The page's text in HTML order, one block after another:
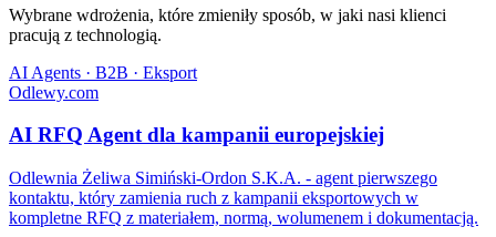
Wybrane wdrożenia, które zmieniły sposób, w jaki nasi klienci
pracują z technologią.
AI Agents · B2B · Eksport
Odlewy.com
AI RFQ Agent dla kampanii europejskiej
Odlewnia Żeliwa Simiński-Ordon S.K.A. - agent pierwszego
kontaktu, który zamienia ruch z kampanii eksportowych w
kompletne RFQ z materiałem, normą, wolumenem i dokumentacją.